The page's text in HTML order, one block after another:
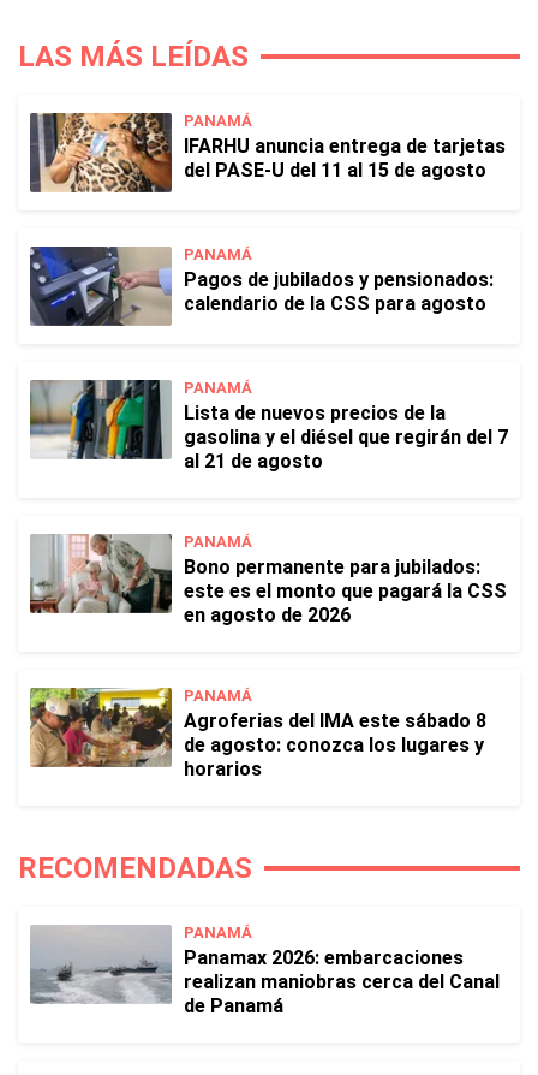
LAS MÁS LEÍDAS
PANAMÁ
IFARHU anuncia entrega de tarjetas
del PASE-U del 11 al 15 de agosto
PANAMÁ
Pagos de jubilados y pensionados:
calendario de la CSS para agosto
PANAMÁ
Lista de nuevos precios de la
gasolina y el diésel que regirán del 7
al 21 de agosto
PANAMÁ
Bono permanente para jubilados:
este es el monto que pagará la CSS
en agosto de 2026
PANAMÁ
Agroferias del IMA este sábado 8
de agosto: conozca los lugares y
horarios
RECOMENDADAS
PANAMÁ
Panamax 2026: embarcaciones
realizan maniobras cerca del Canal
de Panamá